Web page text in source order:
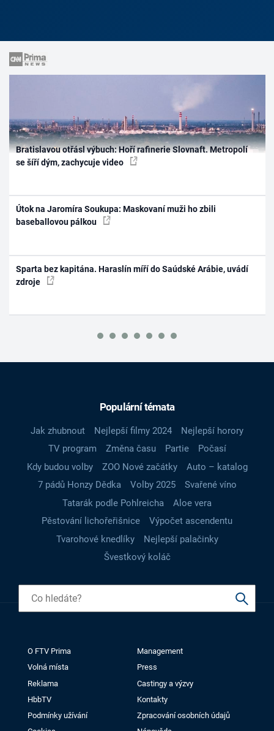
Bratislavou otřásl výbuch: Hoří rafinerie Slovnaft. Metropolí
se šíří dým, zachycuje video
Útok na Jaromíra Soukupa: Maskovaní muži ho zbili
baseballovou pálkou
Sparta bez kapitána. Haraslín míří do Saúdské Arábie, uvádí
zdroje
Populární témata
Jak zhubnout Nejlepší filmy 2024
Nejlepší horory
TV program
Změna času Partie
Počasí
Kdy budou volby
ZOO Nové začátky
Auto – katalog
7 pádů Honzy Dědka
Volby 2025
Svařené víno
Tatarák podle Pohlreicha
Aloe vera
Pěstování lichořeřišnice
Výpočet ascendentu
Tvarohové knedlíky
Nejlepší palačinky
Švestkový koláč
O FTV Prima
Management
Volná místa
Press
Reklama
Castingy a výzvy
HbbTV
Kontakty
Podmínky užívání
Zpracování osobních údajů